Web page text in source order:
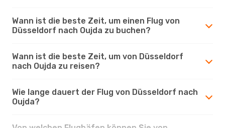
Wann ist die beste Zeit, um einen Flug von
Düsseldorf nach Oujda zu buchen?
Wann ist die beste Zeit, um von Düsseldorf
nach Oujda zu reisen?
Wie lange dauert der Flug von Düsseldorf nach
Oujda?